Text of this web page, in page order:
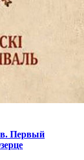
Первый